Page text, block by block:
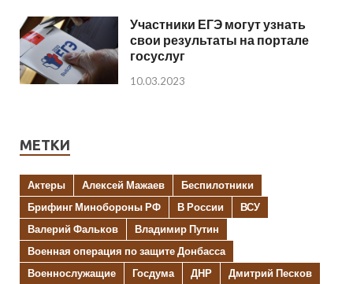
Участники ЕГЭ могут узнать
свои результаты на портале
госуслуг
10.03.2023
МЕТКИ
Актеры Алексей Мажаев
Беспилотники
Брифинг Минобороны РФ
В России
ВСУ
Валерий Фальков
Владимир Путин
Военная операция по защите Донбасса
Военнослужащие
Госдума ДНР
Дмитрий Песков